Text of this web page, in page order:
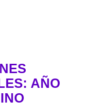
AÑO